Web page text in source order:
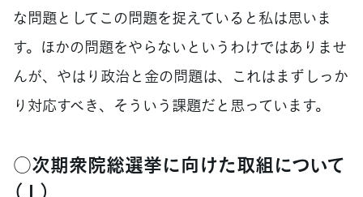
な問題としてこの問題を捉えていると私は思いま
す。ほかの問題をやらないというわけではありませ
んが、やはり政治と金の問題は、これはまずしっか
り対応すべき、そういう課題だと思っています。
○次期衆院総選挙に向けた取組について
（１）